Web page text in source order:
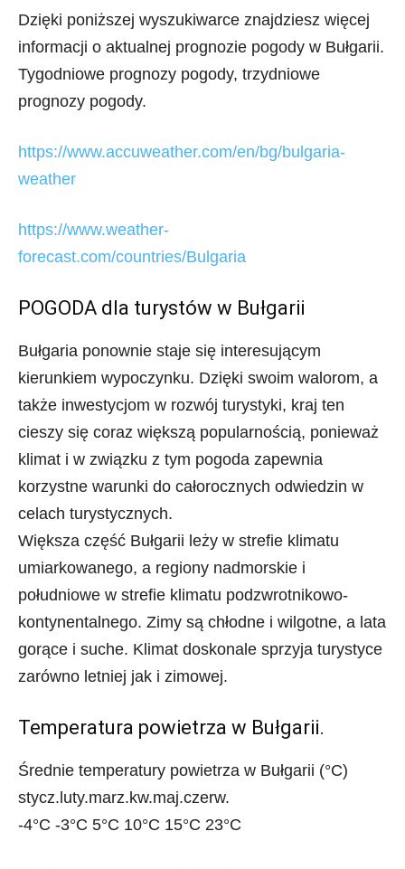
Dzięki poniższej wyszukiwarce znajdziesz więcej
informacji o aktualnej prognozie pogody w Bułgarii.
Tygodniowe prognozy pogody, trzydniowe
prognozy pogody.
https://www.accuweather.com/en/bg/bulgaria-
weather
https://www.weather-
forecast.com/countries/Bulgaria
POGODA dla turystów w Bułgarii
Bułgaria ponownie staje się interesującym
kierunkiem wypoczynku. Dzięki swoim walorom, a
także inwestycjom w rozwój turystyki, kraj ten
cieszy się coraz większą popularnością, ponieważ
klimat i w związku z tym pogoda zapewnia
korzystne warunki do całorocznych odwiedzin w
celach turystycznych.
Większa część Bułgarii leży w strefie klimatu
umiarkowanego, a regiony nadmorskie i
południowe w strefie klimatu podzwrotnikowo-
kontynentalnego. Zimy są chłodne i wilgotne, a lata
gorące i suche. Klimat doskonale sprzyja turystyce
zarówno letniej jak i zimowej.
Temperatura powietrza w Bułgarii.
Średnie temperatury powietrza w Bułgarii (°C)
stycz.luty.marz.kw.maj.czerw.
-4°C -3°C 5°C 10°C 15°C 23°C